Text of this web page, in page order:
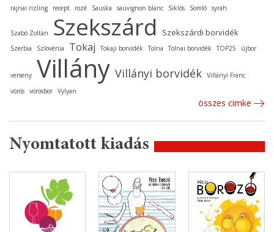
rajnai rizling
recept rozé Sauska sauvignon blanc Siklós Somló syrah
Szabó Zoltán Szekszárd Szekszárdi borvidék
Szerbia Szlovénia Tokaj Tokaji borvidék Tolna Tolnai borvidék TOP25 újbor
verseny Villány Villányi borvidék Villányi Franc
vörös vörösbor Vylyan
összes cimke
Nyomtatott kiadás